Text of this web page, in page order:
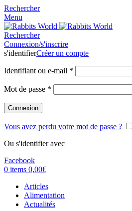
Rechercher
Menu
Rechercher
Connexion/s'inscrire
s'identifierCréer un compte
Identifiant ou e-mail *
Mot de passe *
Connexion
Vous avez perdu votre mot de passe ?
Ou s'identifier avec
Facebook
0 items 0,00€
Articles
Alimentation
Actualités